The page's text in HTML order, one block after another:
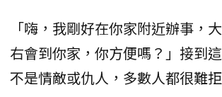
「嗨，我剛好在你家附近辦事，
右會到你家，你方便嗎？」接到
不是情敵或仇人，多數人都很難拒